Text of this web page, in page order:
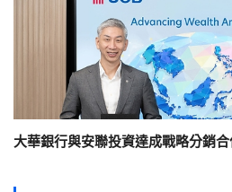
大華銀行與安聯投資達成戰略分銷